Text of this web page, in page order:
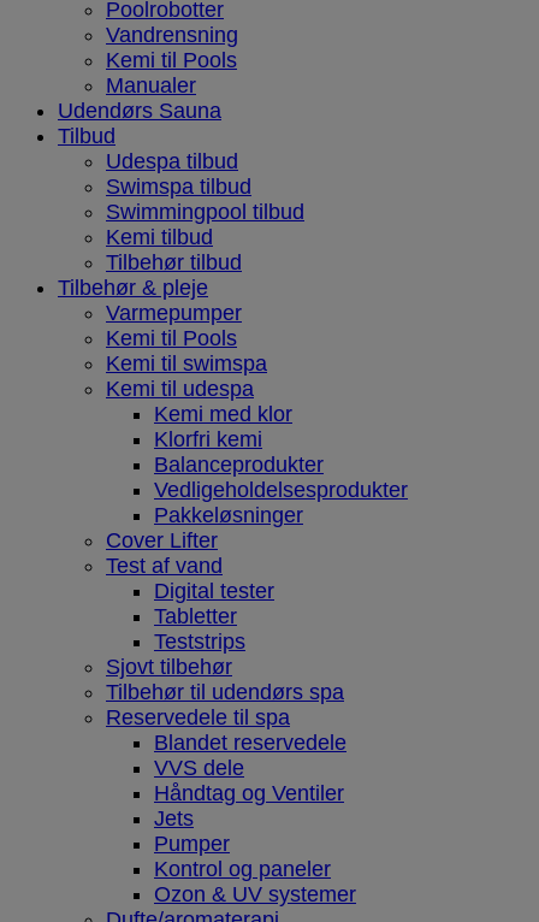
Poolrobotter
Vandrensning
Kemi til Pools
Manualer
Udendørs Sauna
Tilbud
Udespa tilbud
Swimspa tilbud
Swimmingpool tilbud
Kemi tilbud
Tilbehør tilbud
Tilbehør & pleje
Varmepumper
Kemi til Pools
Kemi til swimspa
Kemi til udespa
Kemi med klor
Klorfri kemi
Balanceprodukter
Vedligeholdelsesprodukter
Pakkeløsninger
Cover Lifter
Test af vand
Digital tester
Tabletter
Teststrips
Sjovt tilbehør
Tilbehør til udendørs spa
Reservedele til spa
Blandet reservedele
VVS dele
Håndtag og Ventiler
Jets
Pumper
Kontrol og paneler
Ozon & UV systemer